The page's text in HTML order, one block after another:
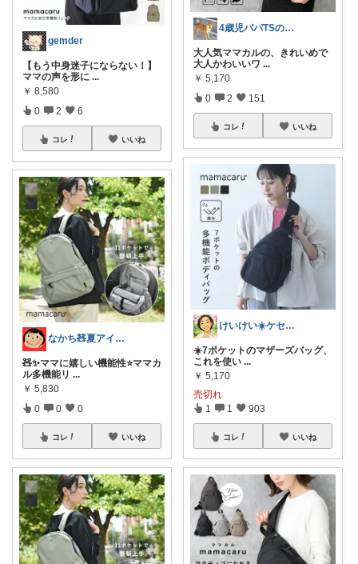
gemder
【もう中身迷子にならない！】
ママの声を形に ...
￥ 8,580
0 2 6
コレ いいね
なかち🧸夏アイテム＆便利グッズ✨
🧸✨ママに嬉しい機能性⭐️ママカ
ル多機能リ ...
￥ 5,830
0 0 0
コレ いいね
4歳児パパTSの育児おたすけROOM🎁
大人気ママカルの、きれいめで
大人かわいいワ ...
￥ 5,170
0 2 151
コレ いいね
けいけい☀️ケセラセラと軽やかに🌻
☀️7ポケットのマザーズバッグ、
これを使い ...
￥ 5,170
売切れ
1 1 903
コレ いいね